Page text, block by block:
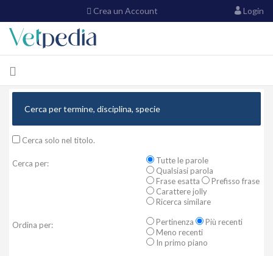
Crea un Account Login
Cerca solo nel titolo.
Cerca per:
Tutte le parole
Qualsiasi parola
Frase esatta
Prefisso frase
Carattere jolly
Ricerca similare
Ordina per: Pertinenza
Più recenti
Meno recenti
In primo piano